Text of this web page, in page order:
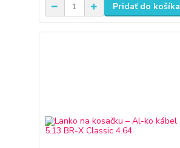
Pridať do košíka